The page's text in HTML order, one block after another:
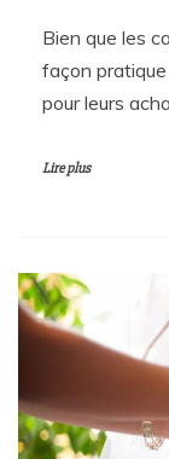
Bien que les
façon
pour leurs
Lire plus